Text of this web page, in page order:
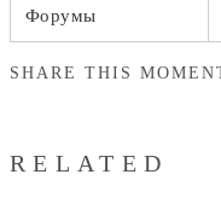
Форумы
SHARE THIS
RELATED